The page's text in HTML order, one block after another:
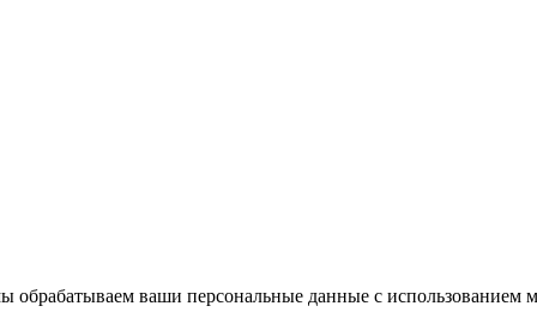
ваши персональные данные с использованием